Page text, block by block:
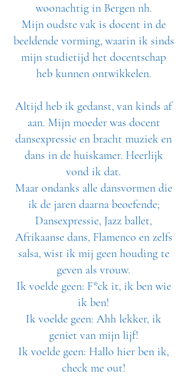
woonachtig in Bergen nh.
Mijn oudste vak is docent in de
beeldende vorming, waarin ik sinds
mijn studietijd het docentschap
heb kunnen ontwikkelen.
Altijd heb ik gedanst, van kinds af
aan. Mijn moeder was docent
dansexpressie en bracht muziek en
dans in de huiskamer. Heerlijk
vond ik dat.
Maar ondanks alle dansvormen die
ik de jaren daarna beoefende;
Dansexpressie, Jazz ballet,
Afrikaanse dans, Flamenco en zelfs
salsa, wist ik mij geen houding te
geven als vrouw.
Ik voelde geen: F*ck it, ik ben wie
ik ben!
Ik voelde geen: Ahh lekker, ik
geniet van mijn lijf!
Ik voelde geen: Hallo hier ben ik,
check me out!